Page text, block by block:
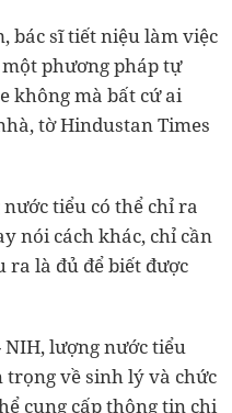
bác sĩ tiết niệu làm việc
phương pháp tự
không mà bất cứ ai
tờ Hindustan Times
tiểu có thể chỉ ra
nói cách khác, chỉ cần
là đủ để biết được
NIH, lượng nước tiểu
trọng về sinh lý và chức
cung cấp thông tin chi